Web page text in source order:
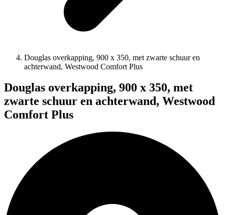
Douglas overkapping, 900 x 350, met zwarte schuur en
achterwand, Westwood Comfort Plus
Douglas overkapping, 900 x 350, met
zwarte schuur en achterwand, Westwood
Comfort Plus